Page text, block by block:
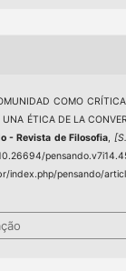
COMO
UNA ÉTICA DE LA
- Revista de Filosofia,
index.php/pensando/